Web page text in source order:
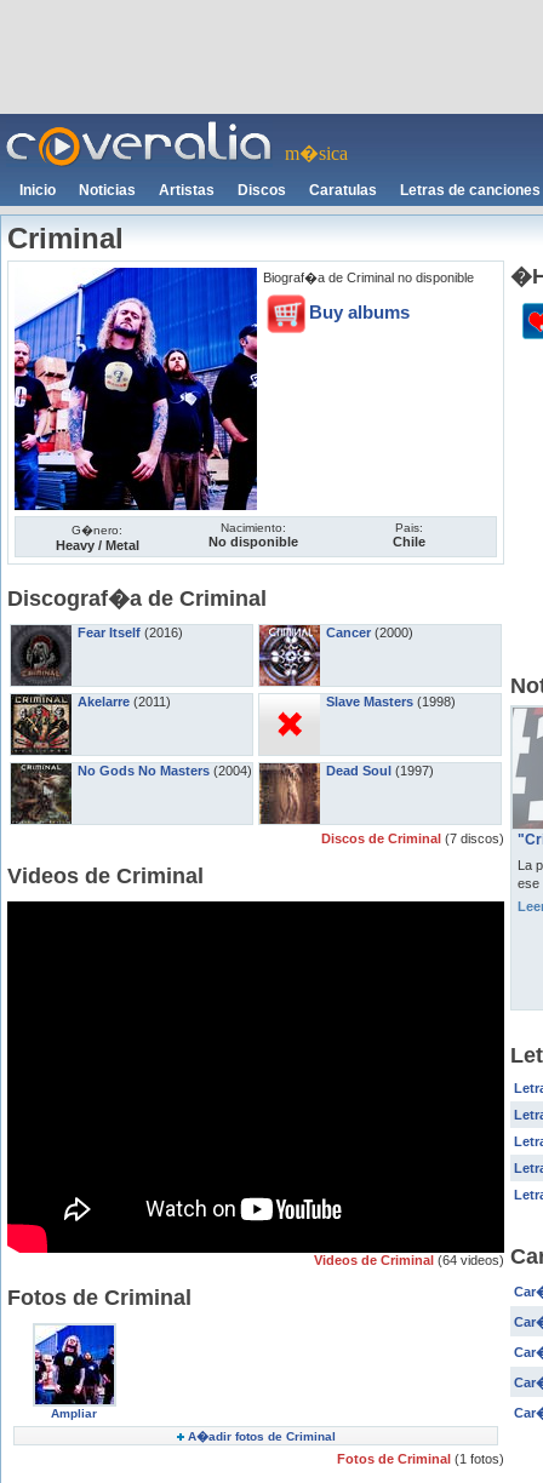
m�sica
Inicio Noticias Artistas Discos Caratulas Letras de canciones
Criminal
Biograf�a de Criminal no disponible
Buy albums
G�nero:
Heavy / Metal
Nacimiento:
No disponible
Pais:
Chile
Discograf�a de Criminal
Fear Itself (2016)
Akelarre (2011)
No Gods No Masters (2004)
Cancer (2000)
Slave Masters (1998)
Dead Soul (1997)
Discos de Criminal (7 discos)
Videos de Criminal
Videos de Criminal (64 videos)
Fotos de Criminal
Ampliar
A�adir fotos de Criminal
Fotos de Criminal (1 fotos)
La
ese